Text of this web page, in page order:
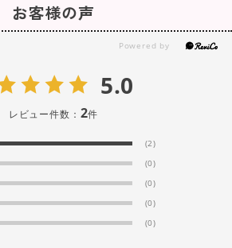
お客様の声
5.0
レビュー件数： 2件
(2)
(0)
(0)
(0)
(0)